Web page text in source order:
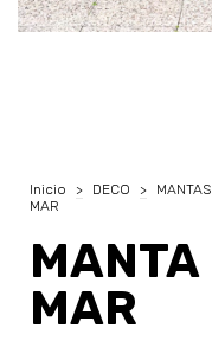
Inicio > DECO >
MAR
MANTA
MAR